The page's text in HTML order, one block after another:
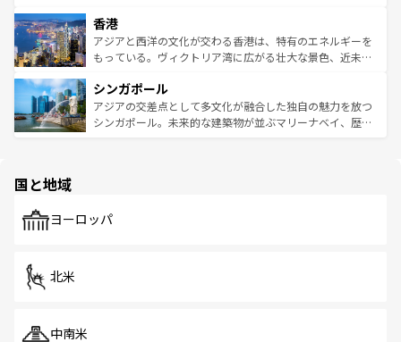
とつ。フォーやバインミー、ベトナムコーヒーなどは、ぜ
ひ現地で味わいたい。どの地域を訪れてもあたたかい人々
が旅行者を迎えてくれるので、きっと忘れられない旅にな
参照してほしい。
の活気が交差している。北部ではチェンマイなどの山岳地
帯で自然と触れ合い、南部ではプーケットやクラビの美し
いビーチでリゾート気分を楽しむことができる。タイ料理
激する。気候は一年中温暖で、どの季節にも異なる楽しみ
が待っている。親しみやすいタイの人々、仏教を中心とし
た文化、そして多様な観光資源が、訪れる旅人を魅了し続
香港
アジアと西洋の文化が交わる香港は、特有のエネルギーを
もっている。ヴィクトリア湾に広がる壮大な景色、近未来
み、どこを訪れても感動するはず。観光スポットが密集し
ており、効率よく見どころを回れるのも魅力。息をのむよ
うな絶景から文化的な体験まで、香港を存分に楽しみ尽く
シンガポール
アジアの交差点として多文化が融合した独自の魅力を放つ
シンガポール。未来的な建築物が並ぶマリーナベイ、歴史
で、ホーカーズは地元の風情を楽しめる外せないスポット
国と地域
ヨーロッパ
北米
中南米